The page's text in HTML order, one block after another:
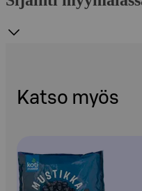
Katso myös